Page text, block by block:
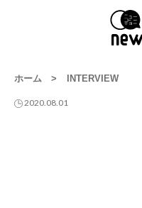
ホーム > INTERVIEW
2020.08.01